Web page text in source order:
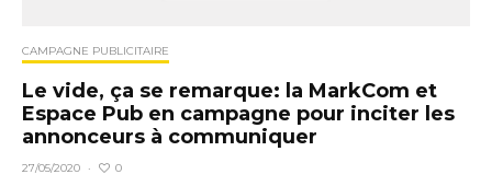
CAMPAGNE PUBLICITAIRE
Le vide, ça se remarque: la MarkCom et
Espace Pub en campagne pour inciter les
annonceurs à communiquer
27/05/2020 · 0